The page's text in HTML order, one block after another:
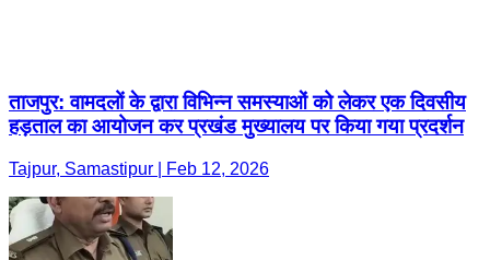
ताजपुर: वामदलों के द्वारा विभिन्न समस्याओं को लेकर एक दिवसीय
हड़ताल का आयोजन कर प्रखंड मुख्यालय पर किया गया प्रदर्शन
Tajpur, Samastipur | Feb 12, 2026